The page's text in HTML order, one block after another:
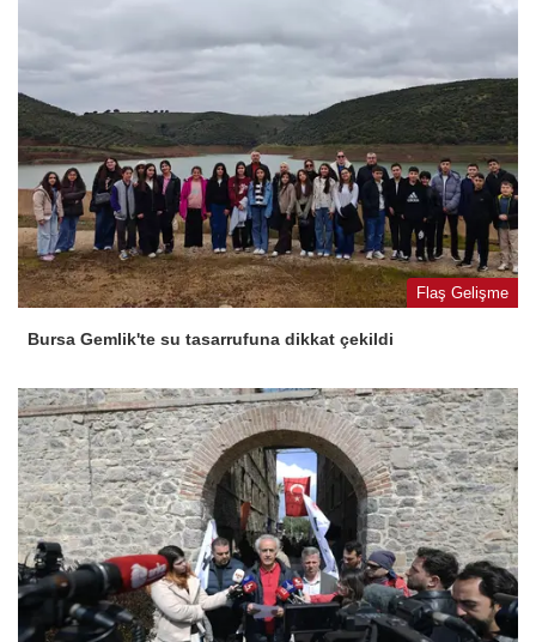
Flaş Gelişme
Bursa Gemlik'te su tasarrufuna dikkat çekildi